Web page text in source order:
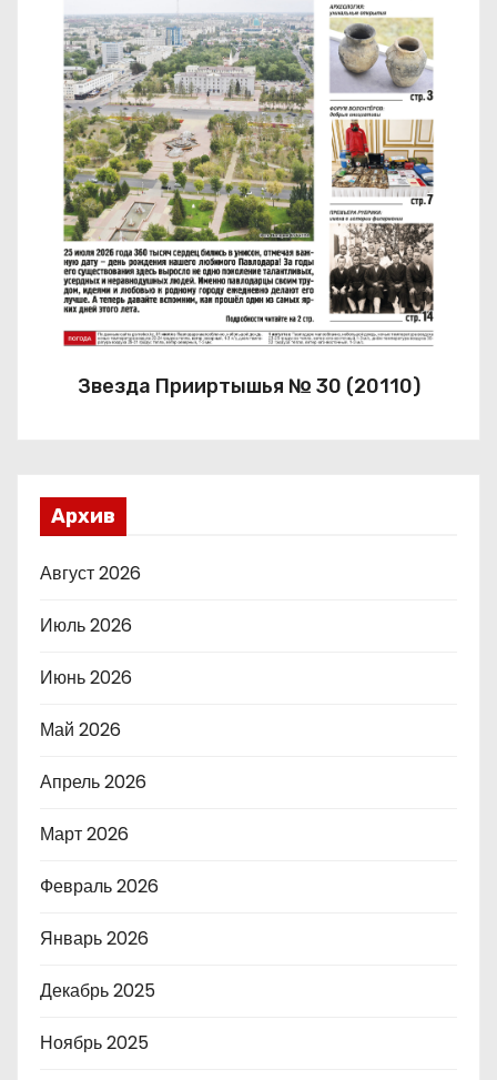
Звезда Прииртышья № 30 (20110)
Архив
Август 2026
Июль 2026
Июнь 2026
Май 2026
Апрель 2026
Март 2026
Февраль 2026
Январь 2026
Декабрь 2025
Ноябрь 2025